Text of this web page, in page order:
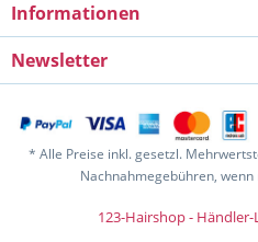
Informationen
Newsletter
* Alle Preise inkl. gesetzl.
Nachnahmegebühren,
123-Hairshop -